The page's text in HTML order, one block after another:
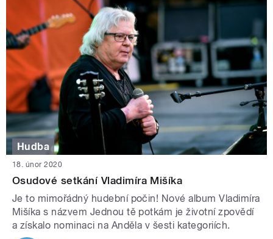
Hudba
18. únor 2020
Osudové setkání Vladimíra Mišíka
Je to mimořádný hudební počin! Nové album Vladimíra
Mišíka s názvem Jednou tě potkám je životní zpovědí
a získalo nominaci na Anděla v šesti kategoriích.